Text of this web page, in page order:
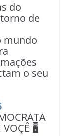
do
de
mundo
o seu
VOÇÊ 🖥️